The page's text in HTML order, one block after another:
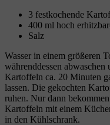
3 festkochende
400 ml hoch
Salz
Wasser in einem größeren
währenddessen
Kartoffeln ca. 20 Minuten
lassen. Die gekochten
ruhen. Nur dann
Kartoffeln mit einem
in den Kühlschrank.